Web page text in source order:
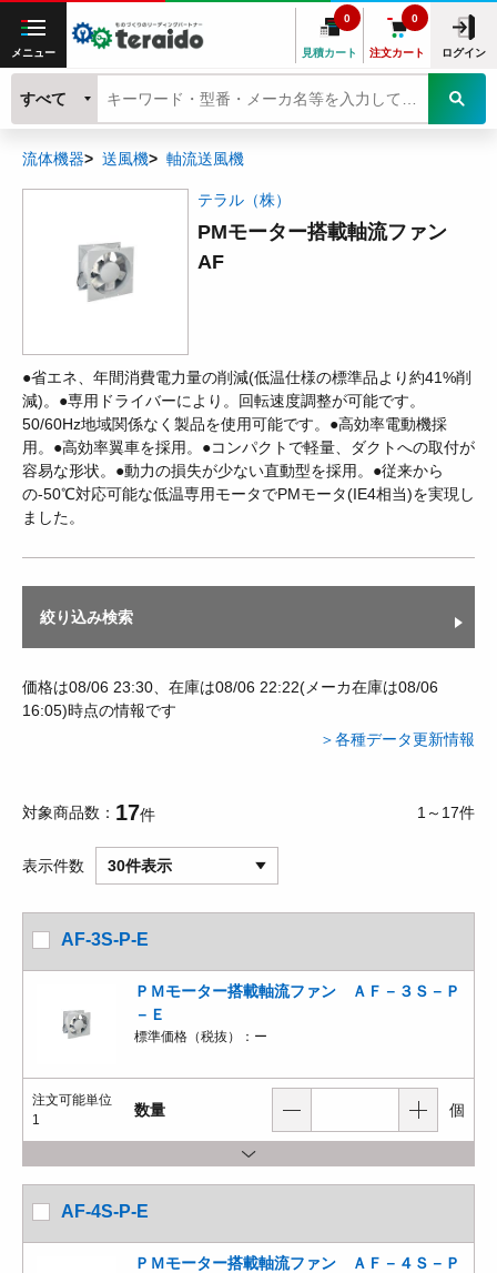
メニュー 見積カート
0
注文カート
0
ログイン
すべて
流体機器 送風機 軸流送風機
テラル（株）
PMモーター搭載軸流ファン
AF
●省エネ、年間消費電力量の削減(低温仕様の標準品より約41%削
減)。●専用ドライバーにより。回転速度調整が可能です。
50/60Hz地域関係なく製品を使用可能です。●高効率電動機採
用。●高効率翼車を採用。●コンパクトで軽量、ダクトへの取付が
容易な形状。●動力の損失が少ない直動型を採用。●従来から
の-50℃対応可能な低温専用モータでPMモータ(IE4相当)を実現し
ました。
絞り込み検索
価格は08/06 23:30、在庫は08/06 22:22(メーカ在庫は08/06
16:05)時点の情報です
＞各種データ更新情報
対象商品数 17件 1～17件
表示件数 30件表示
AF-3S-P-E
ＰＭモーター搭載軸流ファン ＡＦ－３Ｓ－Ｐ
－Ｅ
標準価格（税抜）： ー
注文可能単位
1
数量 個
AF-4S-P-E
ＰＭモーター搭載軸流ファン ＡＦ－４Ｓ－Ｐ